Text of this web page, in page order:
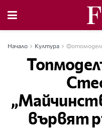
Начало Култура
вървят